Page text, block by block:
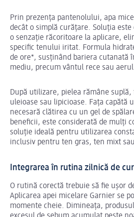
Prin prezența pantenolului, apa
decât o simplă curățare. Soluția
o senzație răcoritoare la aplicare,
specific tenului iritat. Formula
de ore*, susținând bariera cutanată
mediu, precum vântul rece sau
După utilizare, pielea rămâne
uleioase sau lipicioase. Fața capătă
necesară clătirea cu un gel de
beneficii, este considerată de mulți
soluție ideală pentru utilizarea
inclusiv pentru ten gras, ten mixt
Integrarea în rutina zilnică de
O rutină corectă trebuie să fie ușor
Aplicarea apei micelare Garnier se
momente cheie. Dimineața,